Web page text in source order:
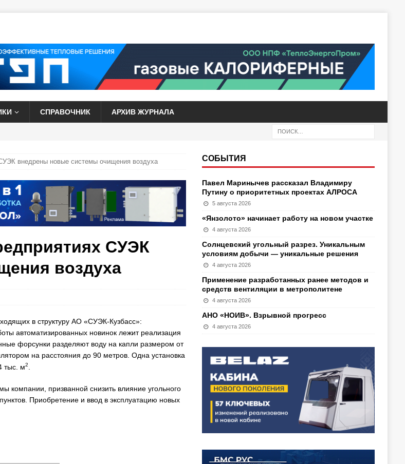
СПРАВОЧНИК АРХИВ ЖУРНАЛА
внедрены новые системы очищения воздуха
СУЭК
воздуха
в структуру АО «СУЭК-Кузбасс»:
автоматизированных новинок лежит реализация
форсунки разделяют воду на капли размером от
на расстояния до 90 метров. Одна установка
тыс. м2
компании, призванной снизить влияние угольного
Приобретение и ввод в эксплуатацию новых
СОБЫТИЯ
Павел Маринычев рассказал Владимиру
Путину о приоритетных проектах АЛРОСА
5 августа 2026
«Янзолото» начинает работу на новом участке
4 августа 2026
Солнцевский угольный разрез. Уникальным
условиям добычи — уникальные решения
4 августа 2026
Применение разработанных ранее методов и
средств вентиляции в метрополитене
4 августа 2026
АНО «НОИВ». Взрывной прогресс
4 августа 2026